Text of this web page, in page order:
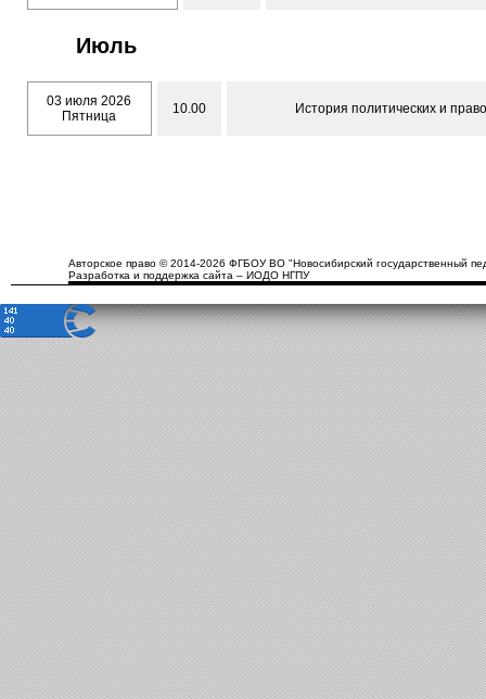
Июль
03 июля 2026
Пятница
10.00 История политических и
Авторское право © 2014-2026 ФГБОУ ВО "Новосибирский государственный
Разработка и поддержка сайта – ИОДО НГПУ